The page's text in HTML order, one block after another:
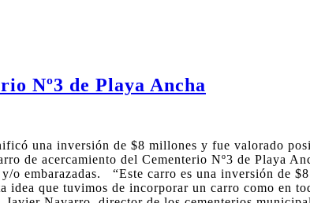
Nº3 de Playa Ancha
una inversión de $8 millones y fue valorado
de acercamiento del Cementerio Nº3 de Playa
o embarazadas. “Este carro es una inversión de
que tuvimos de incorporar un carro como en